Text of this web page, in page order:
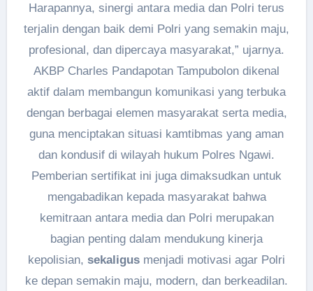
Harapannya, sinergi antara media dan Polri terus
terjalin dengan baik demi Polri yang semakin maju,
profesional, dan dipercaya masyarakat,” ujarnya.
AKBP Charles Pandapotan Tampubolon dikenal
aktif dalam membangun komunikasi yang terbuka
dengan berbagai elemen masyarakat serta media,
guna menciptakan situasi kamtibmas yang aman
dan kondusif di wilayah hukum Polres Ngawi.
Pemberian sertifikat ini juga dimaksudkan untuk
mengabadikan kepada masyarakat bahwa
kemitraan antara media dan Polri merupakan
bagian penting dalam mendukung kinerja
kepolisian, sekaligus menjadi motivasi agar Polri
ke depan semakin maju, modern, dan berkeadilan.